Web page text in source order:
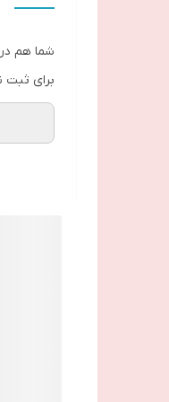
شما هم
برای ثبت